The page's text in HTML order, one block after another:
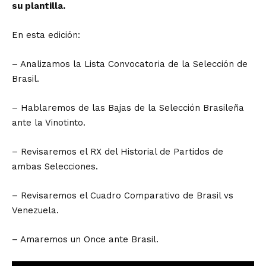
su plantilla.
En esta edición:
– Analizamos la Lista Convocatoria de la Selección de
Brasil.
– Hablaremos de las Bajas de la Selección Brasileña
ante la Vinotinto.
– Revisaremos el RX del Historial de Partidos de
ambas Selecciones.
– Revisaremos el Cuadro Comparativo de Brasil vs
Venezuela.
– Amaremos un Once ante Brasil.